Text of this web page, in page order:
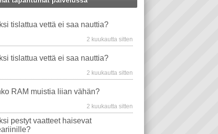
VESI TIETOKONEET
PROSESSORIT WINDOWS VISTA
NÄYTÖT ONGELMA
WLAN
AJURIT VIRUSTORJUNTA
YOUTUBE
VIDEON TOISTO SAMSUNG
tislattua vettä ei saa nauttia?
2 kuukautta sitten
tislattua vettä ei saa nauttia?
2 kuukautta sitten
RAM muistia liian vähän?
2 kuukautta sitten
pestyt vaatteet haisevat